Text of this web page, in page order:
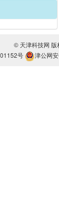
© 天津科技网 版
号
津公网